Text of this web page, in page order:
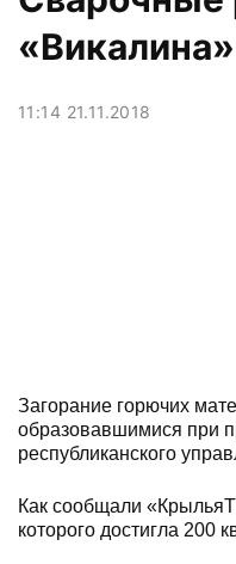
«Викалина»
11:14 21.11.2018
Загорание горючих
образовавшимися при
республиканского
Как сообщали
которого достигла 200